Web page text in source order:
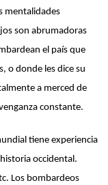
mentalidades
son abrumadoras
el país que
o donde les dice su
a merced de
constante.
tiene experiencia
occidental.
Los bombardeos